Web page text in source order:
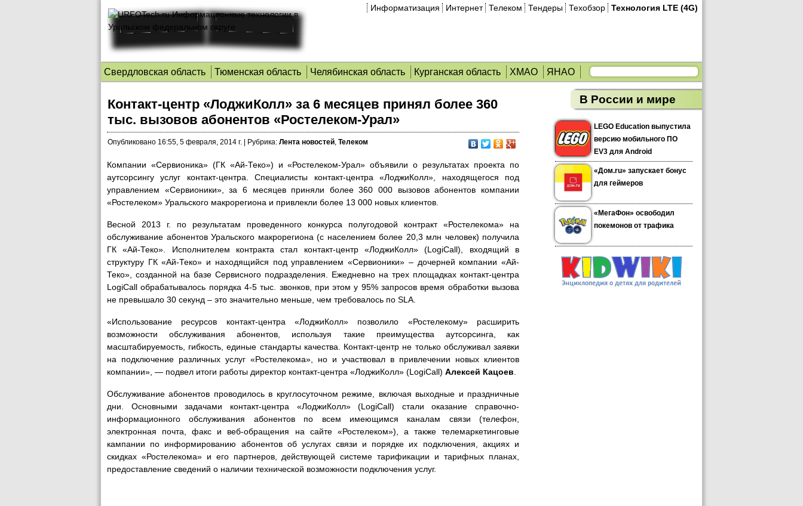
Информатизация Интернет Телеком Тендеры Техобзор Технология LTE (4G)
Свердловская область Тюменская область Челябинская область Курганская область ХМАО ЯНАО
Контакт-центр «ЛоджиКолл» за 6 месяцев принял более 360
тыс. вызовов абонентов «Ростелеком-Урал»
Опубликовано 16:55, 5 февраля, 2014 г. Рубрика: Лента новостей, Телеком
Компании «Сервионика» (ГК «Ай-Теко») и «Ростелеком-Урал» объявили о результатах проекта по
аутсорсингу услуг контакт-центра.Специалисты контакт-центра «ЛоджиКолл», находящегося под
управлением «Сервионики», за 6 месяцев приняли более 360 000 вызовов абонентов компании
«Ростелеком» Уральского макрорегиона и привлекли более 13 000 новых клиентов.
Весной 2013 г. по результатам проведенного конкурса полугодовой контракт «Ростелекома» на
обслуживание абонентов Уральского макрорегиона (с населением более 20,3 млн человек) получила
ГК «Ай-Теко». Исполнителем контракта стал контакт-центр «ЛоджиКолл» (LogiCall), входящий в
структуру ГК «Ай-Теко» и находящийся под управлением «Сервионики» – дочерней компании «Ай-
Теко», созданной на базе Сервисного подразделения. Ежедневно на трех площадках контакт-центра
LogiCall обрабатывалось порядка 4-5 тыс. звонков, при этом у 95% запросов время обработки вызова
не превышало 30 секунд – это значительно меньше, чем требовалось по SLA.
«Использование ресурсов контакт-центра «ЛоджиКолл» позволило «Ростелекому» расширить
возможности обслуживания абонентов, используя такие преимущества аутсорсинга, как
масштабируемость, гибкость, единые стандарты качества. Контакт-центр не только обслуживал заявки
на подключение различных услуг «Ростелекома», но и участвовал в привлечении новых клиентов
компании», — подвел итоги работы директор контакт-центра «ЛоджиКолл» (LogiCall) Алексей Кацоев
Обслуживание абонентов проводилось в круглосуточном режиме, включая выходные и праздничные
дни. Основными задачами контакт-центра «ЛоджиКолл» (LogiCall) стали оказание справочно-
информационного обслуживания абонентов по всем имеющимся каналам связи (телефон,
электронная почта, факс и веб-обращения на сайте «Ростелеком»), а также телемаркетинговые
кампании по информированию абонентов об услугах связи и порядке их подключения, акциях и
скидках «Ростелекома» и его партнеров, действующей системе тарификации и тарифных планах,
предоставление сведений о наличии технической возможности подключения услуг.
В России и мире
LEGO Education выпустила
версию мобильного ПО
EV3 для Android
«Дом.ru» запускает бонус
для геймеров
«МегаФон» освободил
покемонов от трафика